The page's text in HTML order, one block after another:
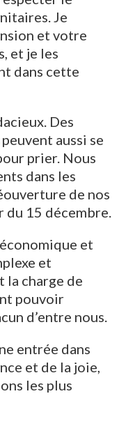
Je
et votre
et je les
dans cette
Des
aussi se
prier. Nous
dans les
de nos
du 15 décembre.
et
et
la charge de
pouvoir
d’entre nous.
entrée dans
et de la joie,
les plus